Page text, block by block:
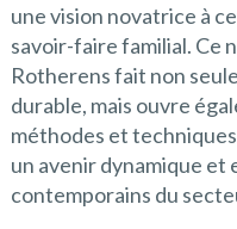
une vision novatrice à
savoir-faire familial. Ce
Rotherens fait non
durable, mais ouvre
méthodes et
un avenir dynamique et
contemporains du